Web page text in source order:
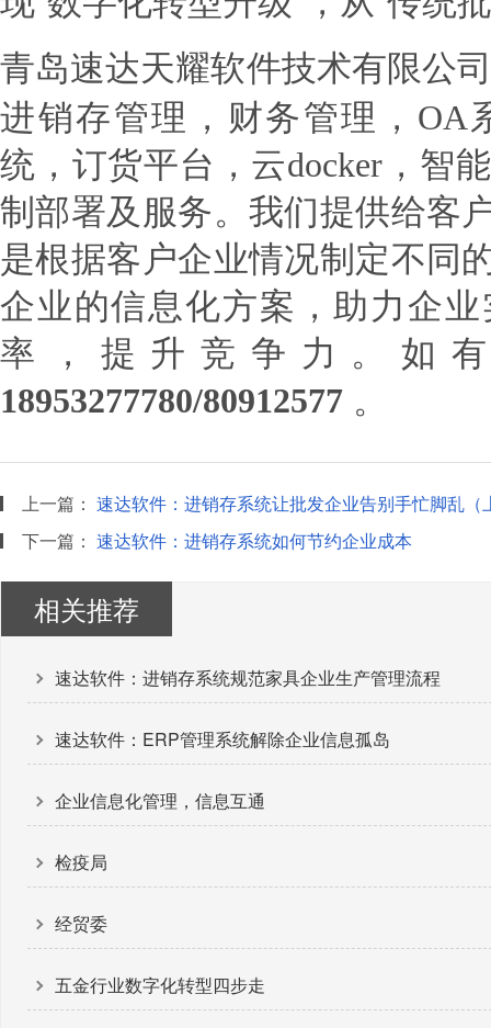
青岛速达天耀软件技术有限公
进销存管理，财务管理，OA
统，订货平台，云docker，智
制部署及服务。我们提供给客
是根据客户企业情况制定不同
企业的信息化方案，助力企
率，提升竞争力。如
18953277780/80912577 。
上一篇： 速达软件：进销存系统让批发企业告别手忙脚乱（
下一篇： 速达软件：进销存系统如何节约企业成本
相关推荐
速达软件：进销存系统规范家具企业生产管理流程
速达软件：ERP管理系统解除企业信息孤岛
企业信息化管理，信息互通
检疫局
经贸委
五金行业数字化转型四步走